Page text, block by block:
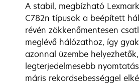
A stabil, megbízható
C782n típusok a beépített
révén zökkenőmentesen
meglévő hálózathoz, így
azonnal üzembe
legterjedelmesebb
máris rekordsebességgel